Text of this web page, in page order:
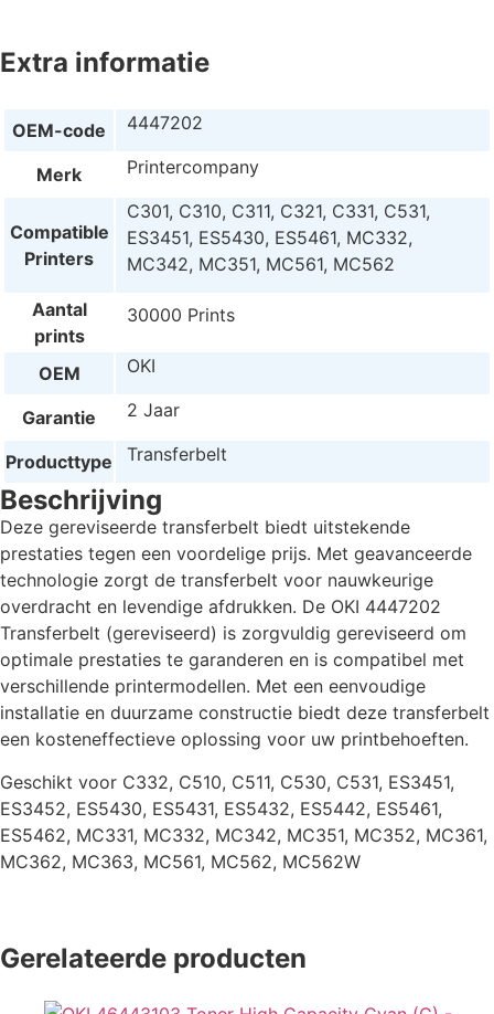
Extra informatie
OEM-code 4447202
Merk Printercompany
Compatible
Printers
C301, C310, C311, C321, C331, C531,
ES3451, ES5430, ES5461, MC332,
MC342, MC351, MC561, MC562
Aantal
prints
30000 Prints
OEM OKI
Garantie 2 Jaar
Producttype Transferbelt
Beschrijving
Deze gereviseerde transferbelt biedt uitstekende
prestaties tegen een voordelige prijs. Met geavanceerde
technologie zorgt de transferbelt voor nauwkeurige
overdracht en levendige afdrukken. De OKI 4447202
Transferbelt (gereviseerd) is zorgvuldig gereviseerd om
optimale prestaties te garanderen en is compatibel met
verschillende printermodellen. Met een eenvoudige
installatie en duurzame constructie biedt deze transferbelt
een kosteneffectieve oplossing voor uw printbehoeften.
Geschikt voor C332, C510, C511, C530, C531, ES3451,
ES3452, ES5430, ES5431, ES5432, ES5442, ES5461,
ES5462, MC331, MC332, MC342, MC351, MC352, MC361,
MC362, MC363, MC561, MC562, MC562W
Gerelateerde producten